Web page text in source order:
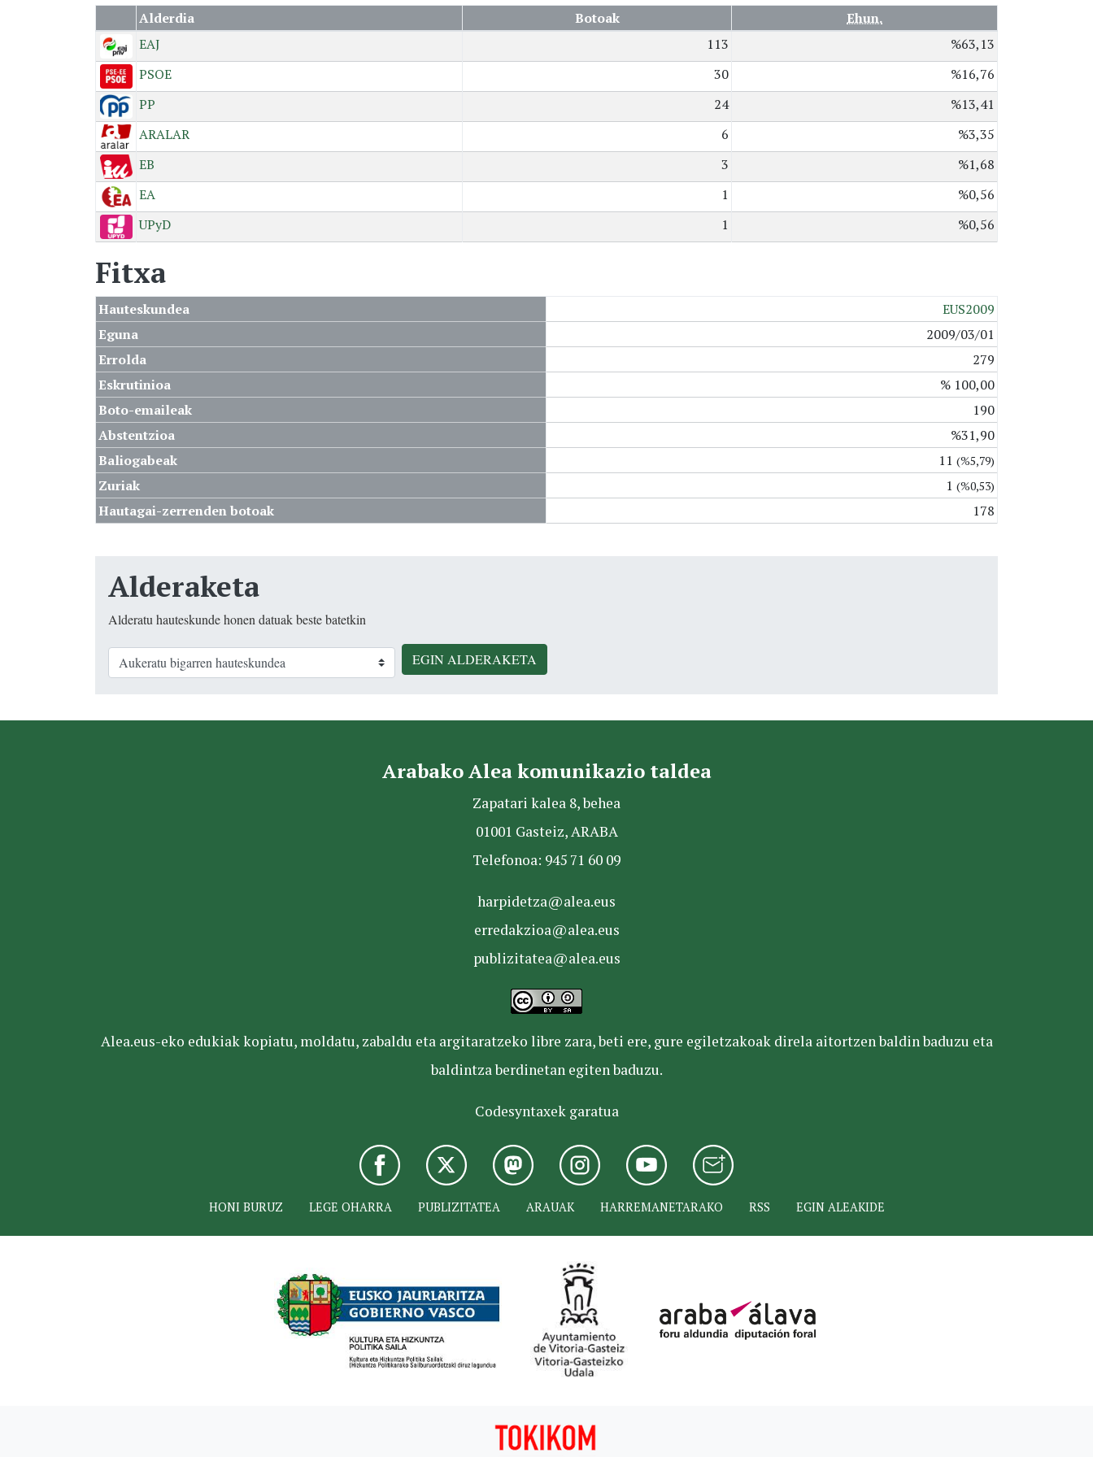
Alderdia Botoak
Ehun.
EAJ
113
%63,13
PSOE
30
%16,76
PP
24
%13,41
ARALAR
6
%3,35
EB
3
%1,68
EA
1
%0,56
UPyD
1 %0,56
Fitxa
Hauteskundea
EUS2009
Eguna
2009/03/01
Errolda
279
Eskrutinioa
% 100,00
Boto-emaileak
190
Abstentzioa
%31,90
Baliogabeak
11 (%5,79)
Zuriak 1 (%0,53)
Hautagai-zerrenden botoak 178
Alderaketa
Alderatu hauteskunde honen datuak beste batetkin
EGIN ALDERAKETA
Arabako Alea komunikazio taldea
Zapatari kalea 8, behea
01001 Gasteiz, ARABA
Telefonoa: 945 71 60 09
harpidetza@alea.eus
erredakzioa@alea.eus
publizitatea@alea.eus
Alea.eus-eko edukiak kopiatu, moldatu, zabaldu eta argitaratzeko libre zara, beti ere, gure egiletzakoak direla aitortzen baldin baduzu eta
baldintza berdinetan egiten baduzu.
Codesyntaxek garatua
HONI BURUZ LEGE OHARRA PUBLIZITATEA ARAUAK HARREMANETARAKO RSS EGIN ALEAKIDE